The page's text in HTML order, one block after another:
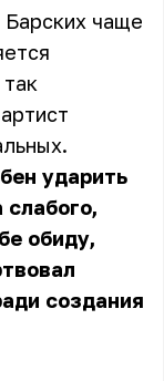
Барских чаще
ударить
обиду,
создания